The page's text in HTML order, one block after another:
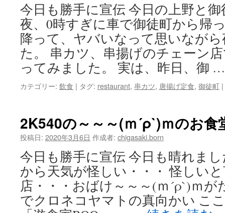
今日も勝手に宣伝 今日の上野と
夜、0時すぎに車で御徒町から帰
降って、ヤバいなって思いなが
た。 串カツ、串揚げのチェーン
ってみました。 実は、昨日、御
カテゴリー: 飲食 | タグ: restaurant, 串カツ, 唐揚げ定食, 御徒町 |
2K540の～～～(ｍ´ρ`)ｍのお食
投稿日: 2020年3月6日 作成者: chigasaki.born
今日も勝手に宣伝 今日も晴れま
から天気が怪しい・・・ 怪しい
店・・・おばけ～～～(ｍ´ρ`)ｍが
でクロネコヤマトの真向かい こ